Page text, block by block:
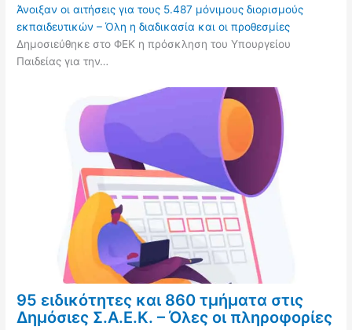
Άνοιξαν οι αιτήσεις για τους 5.487 μόνιμους διορισμούς
εκπαιδευτικών – Όλη η διαδικασία και οι προθεσμίες
Δημοσιεύθηκε στο ΦΕΚ η πρόσκληση του Υπουργείου
Παιδείας για την…
95 ειδικότητες και 860 τμήματα στις
Δημόσιες Σ.Α.Ε.Κ. – Όλες οι πληροφορίες